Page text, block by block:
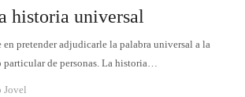
historia universal
en pretender adjudicarle la palabra universal a la
particular de personas. La historia…
Jovel